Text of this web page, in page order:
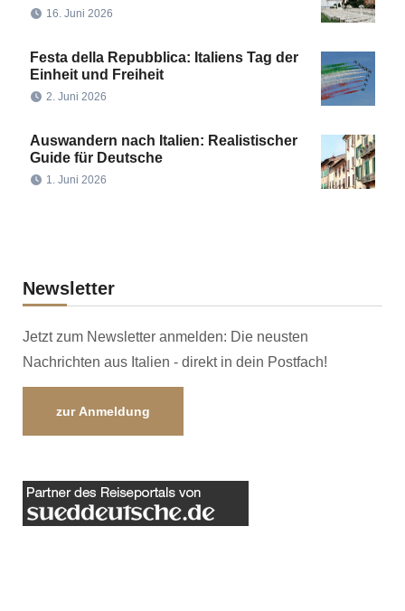
16. Juni 2026
Festa della Repubblica: Italiens Tag der
Einheit und Freiheit
2. Juni 2026
Auswandern nach Italien: Realistischer
Guide für Deutsche
1. Juni 2026
Newsletter
Jetzt zum Newsletter anmelden: Die neusten
Nachrichten aus Italien - direkt in dein Postfach!
zur Anmeldung